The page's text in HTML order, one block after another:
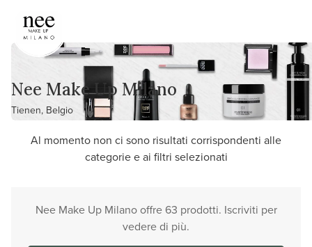
Nee Make Up Milano
Tienen, Belgio
Al momento non ci sono risultati corrispondenti alle
categorie e ai filtri selezionati
Nee Make Up Milano offre 63 prodotti. Iscriviti per
vedere di più.